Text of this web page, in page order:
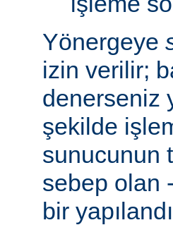
Yönergeye
izin verilir;
denerseniz
şekilde
sunucunun
sebep olan
bir